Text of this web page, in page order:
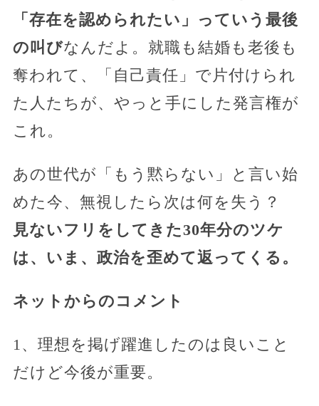
「存在を認められたい」っていう最後
の叫びなんだよ。就職も結婚も老後も
奪われて、「自己責任」で片付けられ
た人たちが、やっと手にした発言権が
これ。
あの世代が「もう黙らない」と言い始
めた今、無視したら次は何を失う？
見ないフリをしてきた30年分のツケ
は、いま、政治を歪めて返ってくる。
ネットからのコメント
1、理想を掲げ躍進したのは良いこと
だけど今後が重要。